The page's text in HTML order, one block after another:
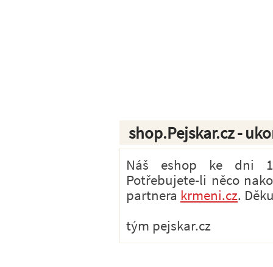
shop.Pejskar.cz -
Náš eshop ke dni
Potřebujete-li něco
partnera krmeni.cz.
tým pejskar.cz